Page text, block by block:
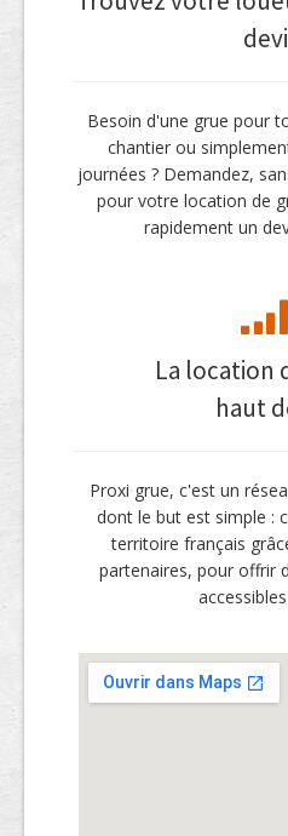
Besoin d'une grue pour
chantier ou
journées ? Demandez,
pour votre location de
rapidement un
La location
haut
Proxi grue, c'est un
dont le but est simple :
territoire français
partenaires, pour offrir